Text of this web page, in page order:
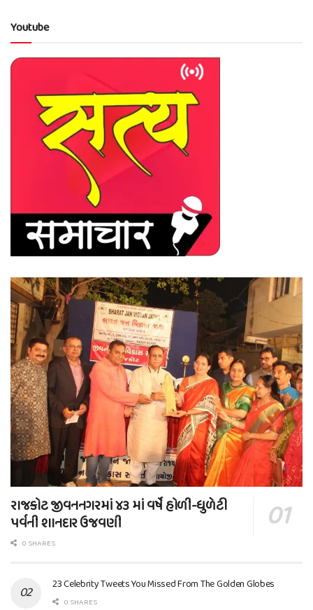
Youtube
રાજકોટ જીવનનગરમાં ૪૩ માં વર્ષે હોળી-ધુળેટી
પર્વની શાનદાર ઉજવણી
0 SHARES
23 Celebrity Tweets You Missed From The Golden Globes
0 SHARES